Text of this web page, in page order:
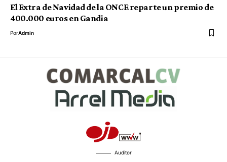
El Extra de Navidad de la ONCE reparte un premio de
400.000 euros en Gandia
PorAdmin
Auditor